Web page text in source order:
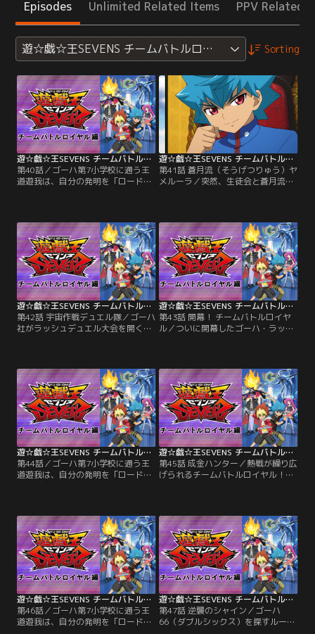
Episodes Unlimited Related Items PPV Related
遊☆戯☆王SEVENS チームバトルロイヤル編 Sorting
遊☆戯☆王SEVENS チームバトルロイヤル編 第40話
第40話／ゴーハ第7小学校に通う王
道遊我は、自分の発明を「ロード」
と呼び、日々いろんなロードを開発
いた遊我は、誰もが楽しめる新しい
ルールを完成させていた。そんなあ
る日、隣のクラスのルークが「デュ
エルの王」の噂を伝える。興味津々
の遊我とルークがたどり着いた先に
待っていたのは、いかにも…。【提
供：バンダイチャンネル】
遊☆戯☆王SEVENS チームバトルロイヤル編 第41話
第41話 蒼月流（そうげつりゅう）ヤ
メルーラ／突然、生徒会と蒼月流か
ュエルで自分を倒すことを蘭世に課
す。蘭世は、これまで主（あるじ）
と敬（うやま）い、献身的に仕（つ
か）えてきたガクトとのデュエル
で、なぜか異常なまでに挑発的な態
度をとる。【提供：バンダイチャン
ネル】
遊☆戯☆王SEVENS チームバトルロイヤル編 第42話
第42話 宇宙作戦デュエル隊／ゴーハ
社がラッシュデュエル大会を開くと
ないが、なぜか遊我は大会へ出ない
という…。遊我の態度に納得がいか
ないルークだったが、大会へ向けマ
キシマムカードを発掘しようと坑道
を訪れる。【提供：バンダイチャン
ネル】
遊☆戯☆王SEVENS チームバトルロイヤル編 第43話
第43話 開幕！ チームバトルロイヤ
ル／ついに開幕したゴーハ・ラッシ
遊我は、大会へ出られなくなったア
サナの代わりに出場するようルーク
に迫られる。するとその時、群衆の
中から遊我にデュエルを挑む男が現
れる！【提供：バンダイチャンネ
ル】
遊☆戯☆王SEVENS チームバトルロイヤル編 第44話
第44話／ゴーハ第7小学校に通う王
道遊我は、自分の発明を「ロード」
と呼び、日々いろんなロードを開発
いた遊我は、誰もが楽しめる新しい
ルールを完成させていた。そんなあ
る日、隣のクラスのルークが「デュ
エルの王」の噂を伝える。興味津々
の遊我とルークがたどり着いた先に
待っていたのは…。【提供：バンダ
イチャンネル】
遊☆戯☆王SEVENS チームバトルロイヤル編 第45話
第45話 成金ハンター／熱戦が繰り広
げられるチームバトルロイヤル！遊
を借りたい」とデュエルを挑んでく
る後藤（ごとう）ハントは、なぜか
以前と全く別人の雰囲気をただよわ
せていた…。【提供：バンダイチャ
ンネル】
遊☆戯☆王SEVENS チームバトルロイヤル編 第46話
第46話／ゴーハ第7小学校に通う王
道遊我は、自分の発明を「ロード」
遊☆戯☆王SEVENS チームバトルロイヤル編 第47話
第47話 逆襲のシャイン／ゴーハ
66（ダブルシックス）を探すルーク